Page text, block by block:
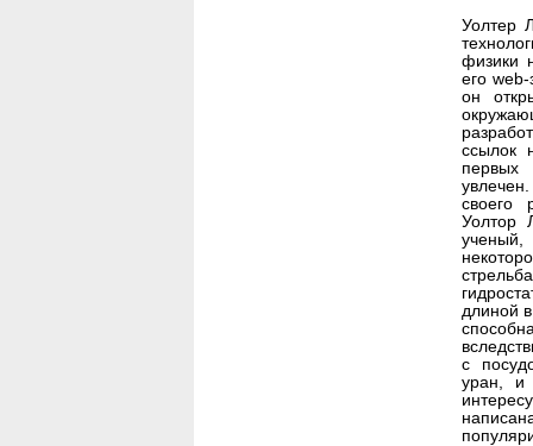
Уолтер
физики
его
он
ссылок
первых
своего
Уолтор
длиной
с
уран, и